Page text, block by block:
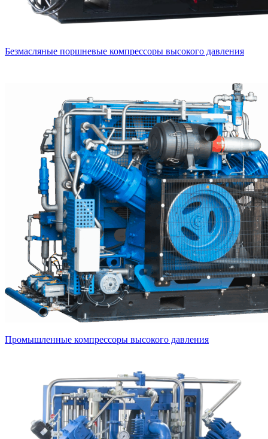
Безмасляные поршневые компрессоры высокого давления
Промышленные компрессоры высокого давления